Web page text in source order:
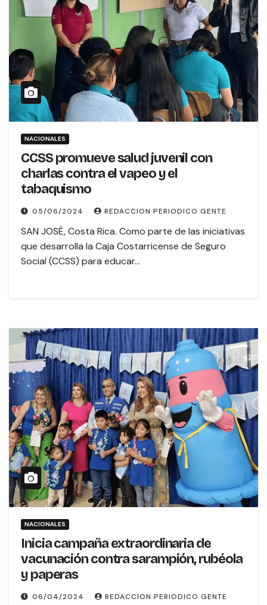
NACIONALES
CCSS promueve salud juvenil con
charlas contra el vapeo y el
tabaquismo
05/06/2024 REDACCION PERIODICO GENTE
SAN JOSÉ, Costa Rica. Como parte de las iniciativas
que desarrolla la Caja Costarricense de Seguro
Social (CCSS) para educar…
NACIONALES
Inicia campaña extraordinaria de
vacunación contra sarampión, rubéola
y paperas
06/04/2024 REDACCION PERIODICO GENTE